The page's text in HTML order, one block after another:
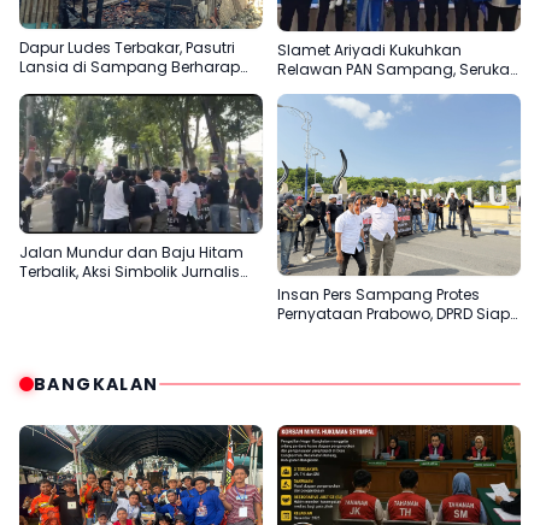
Dapur Ludes Terbakar, Pasutri
Lansia di Sampang Berharap
Slamet Ariyadi Kukuhkan
Relawan PAN Sampang, Serukan
Partai di Madura
Jalan Mundur dan Baju Hitam
Terbalik, Aksi Simbolik Jurnalis
Insan Pers Sampang Protes
Pernyataan Prabowo, DPRD Siap
BANGKALAN